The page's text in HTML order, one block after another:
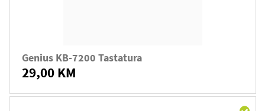
Genius KB-7200 Tastatura
29,00 KM